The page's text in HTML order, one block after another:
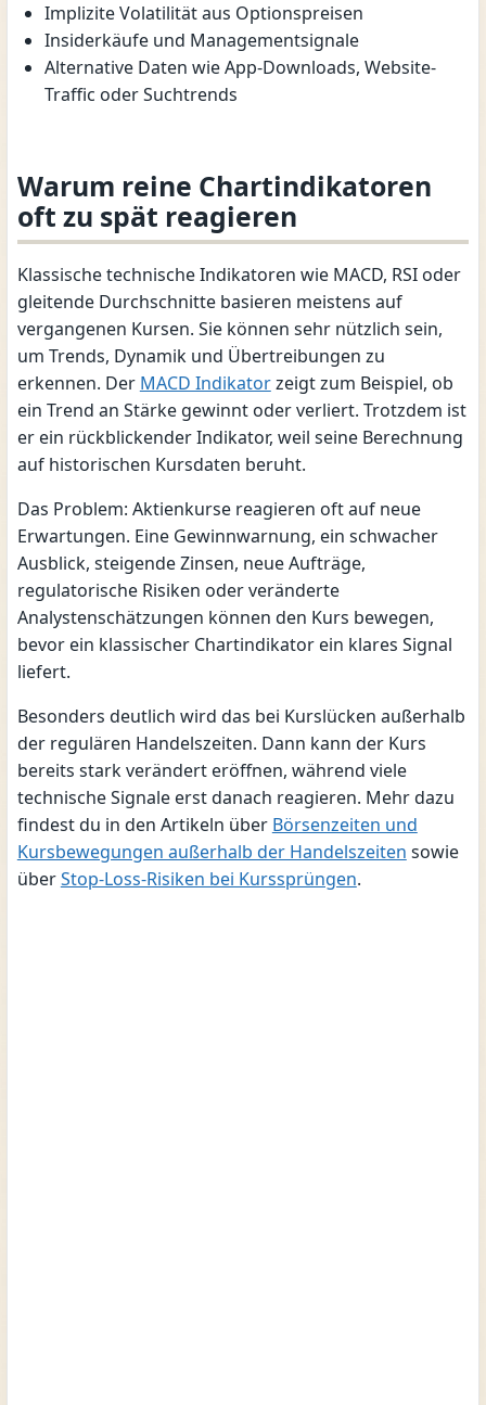
Implizite Volatilität aus Optionspreisen
Insiderkäufe und Managementsignale
Alternative Daten wie App-Downloads, Website-
Traffic oder Suchtrends
Warum reine Chartindikatoren
oft zu spät reagieren
Klassische technische Indikatoren wie MACD, RSI oder
gleitende Durchschnitte basieren meistens auf
vergangenen Kursen. Sie können sehr nützlich sein,
um Trends, Dynamik und Übertreibungen zu
erkennen. Der MACD Indikatorzeigt zum Beispiel, ob
ein Trend an Stärke gewinnt oder verliert. Trotzdem ist
er ein rückblickender Indikator, weil seine Berechnung
auf historischen Kursdaten beruht.
Das Problem: Aktienkurse reagieren oft auf neue
Erwartungen. Eine Gewinnwarnung, ein schwacher
Ausblick, steigende Zinsen, neue Aufträge,
regulatorische Risiken oder veränderte
Analystenschätzungen können den Kurs bewegen,
bevor ein klassischer Chartindikator ein klares Signal
liefert.
Besonders deutlich wird das bei Kurslücken außerhalb
der regulären Handelszeiten. Dann kann der Kurs
bereits stark verändert eröffnen, während viele
technische Signale erst danach reagieren. Mehr dazu
findest du in den Artikeln über Börsenzeiten und
Kursbewegungen außerhalb der Handelszeiten sowie
überStop-Loss-Risiken bei Kurssprüngen.